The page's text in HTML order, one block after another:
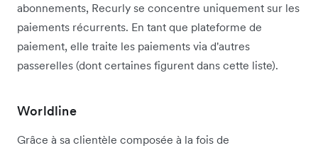
abonnements, Recurly se concentre uniquement sur les
paiements récurrents. En tant que plateforme de
paiement, elle traite les paiements via d'autres
passerelles (dont certaines figurent dans cette liste).
Worldline
Grâce à sa clientèle composée à la fois de